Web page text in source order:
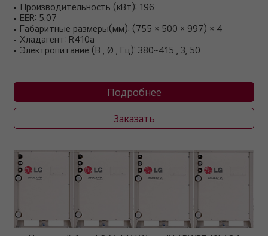
Производительность (кВт): 196
EER: 5.07
Габаритные размеры(мм): (755 × 500 × 997) × 4
Хладагент: R410a
Электропитание (В , Ø , Гц): 380~415 , 3, 50
Подробнее
Заказать